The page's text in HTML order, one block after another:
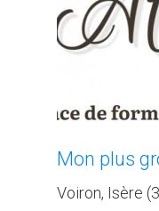
Mon plus
Voiron, Isère